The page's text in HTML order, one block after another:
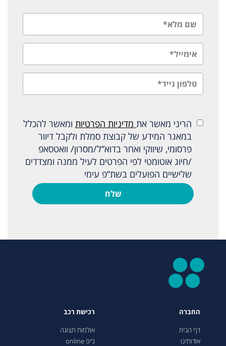
הריני מאשר את מדיניות הפרטיות ומאשר להכלל
במאגר המידע של קבוצת סמלת ולקבל דיוור
פרסומי, שיווקי ואחר בדוא”ל/מסרון/ וואטסאפ
/חיוג אוטומטי לפי הפרטים לעיל ממנה ומצדדים
שלישיים הפועלים בשת”פ עימי
שלח
החברה
דף הבית
אודותינו
רכישת רכב
אולמות תצוגה
ג’יפ online